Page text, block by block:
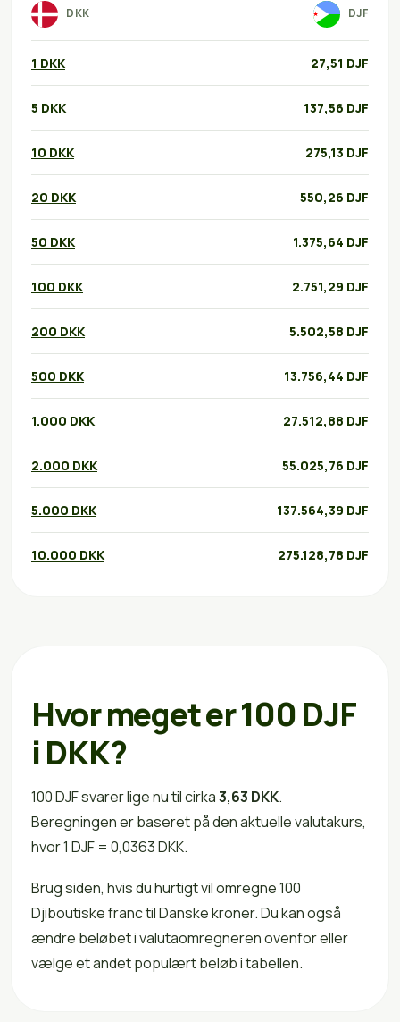
DKK DJF
1 DKK 27,51 DJF
5 DKK 137,56 DJF
10 DKK 275,13 DJF
20 DKK 550,26 DJF
50 DKK 1.375,64 DJF
100 DKK 2.751,29 DJF
200 DKK 5.502,58 DJF
500 DKK 13.756,44 DJF
1.000 DKK 27.512,88 DJF
2.000 DKK 55.025,76 DJF
5.000 DKK 137.564,39 DJF
10.000 DKK 275.128,78 DJF
Hvor meget er 100 DJF
i DKK?
100 DJF svarer lige nu til cirka3,63 DKK.
Beregningen er baseret på den aktuelle valutakurs,
hvor 1 DJF = 0,0363 DKK.
Brug siden, hvis du hurtigt vil omregne 100
Djiboutiske franc til Danske kroner. Du kan også
ændre beløbet i valutaomregneren ovenfor eller
vælge et andet populært beløb i tabellen.